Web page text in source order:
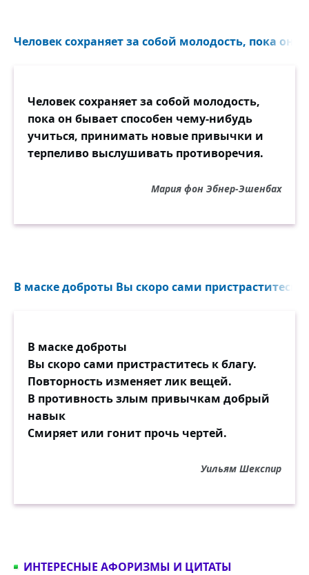
Человек сохраняет за собой молодость, пока он
Человек сохраняет за собой молодость,
пока он бывает способен чему-нибудь
учиться, принимать новые привычки и
терпеливо выслушивать противоречия.
Мария фон Эбнер-Эшенбах
В маске доброты Вы скоро сами пристраститесь к
В маске доброты
Вы скоро сами пристраститесь к благу.
Повторность изменяет лик вещей.
В противность злым привычкам добрый
навык
Смиряет или гонит прочь чертей.
Уильям Шекспир
ИНТЕРЕСНЫЕ АФОРИЗМЫ И ЦИТАТЫ